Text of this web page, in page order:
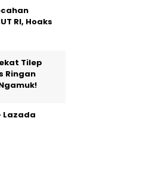
RI, Hoaks
Tilep
Ringan
Lazada